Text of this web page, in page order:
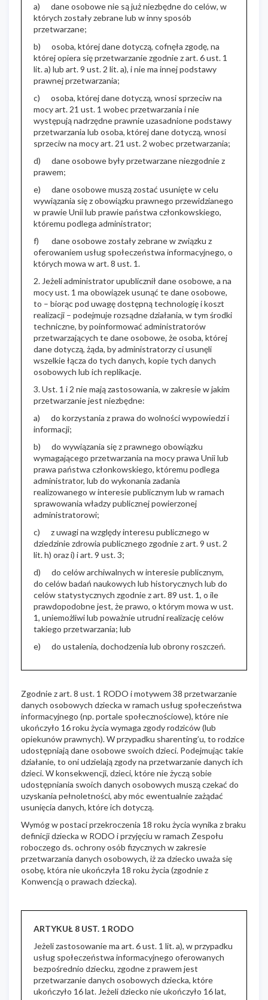
a) dane osobowe nie są już niezbędne do celów, w
których zostały zebrane lub w inny sposób
przetwarzane;
b) osoba, której dane dotyczą, cofnęła zgodę, na
której opiera się przetwarzanie zgodnie z art. 6 ust. 1
lit. a) lub art. 9 ust. 2 lit. a), i nie ma innej podstawy
prawnej przetwarzania;
c) osoba, której dane dotyczą, wnosi sprzeciw na
mocy art. 21 ust. 1 wobec przetwarzania i nie
występują nadrzędne prawnie uzasadnione podstawy
przetwarzania lub osoba, której dane dotyczą, wnosi
sprzeciw na mocy art. 21 ust. 2 wobec przetwarzania;
d) dane osobowe były przetwarzane niezgodnie z
prawem;
e) dane osobowe muszą zostać usunięte w celu
wywiązania się z obowiązku prawnego przewidzianego
w prawie Unii lub prawie państwa członkowskiego,
któremu podlega administrator;
f) dane osobowe zostały zebrane w związku z
oferowaniem usług społeczeństwa informacyjnego, o
których mowa w art. 8 ust. 1.
2. Jeżeli administrator upublicznił dane osobowe, a na
mocy ust. 1 ma obowiązek usunąć te dane osobowe,
to – biorąc pod uwagę dostępną technologię i koszt
realizacji – podejmuje rozsądne działania, w tym środki
techniczne, by poinformować administratorów
przetwarzających te dane osobowe, że osoba, której
dane dotyczą, żąda, by administratorzy ci usunęli
wszelkie łącza do tych danych, kopie tych danych
osobowych lub ich replikacje.
3. Ust. 1 i 2 nie mają zastosowania, w zakresie w jakim
przetwarzanie jest niezbędne:
a) do korzystania z prawa do wolności wypowiedzi i
informacji;
b) do wywiązania się z prawnego obowiązku
wymagającego przetwarzania na mocy prawa Unii lub
prawa państwa członkowskiego, któremu podlega
administrator, lub do wykonania zadania
realizowanego w interesie publicznym lub w ramach
sprawowania władzy publicznej powierzonej
administratorowi;
c) z uwagi na względy interesu publicznego w
dziedzinie zdrowia publicznego zgodnie z art. 9 ust. 2
lit. h) oraz i) i art. 9 ust. 3;
d) do celów archiwalnych w interesie publicznym,
do celów badań naukowych lub historycznych lub do
celów statystycznych zgodnie z art. 89 ust. 1, o ile
prawdopodobne jest, że prawo, o którym mowa w ust.
1, uniemożliwi lub poważnie utrudni realizację celów
takiego przetwarzania; lub
e) do ustalenia, dochodzenia lub obrony roszczeń.
Zgodnie z art. 8 ust. 1 RODO i motywem 38 przetwarzanie
danych osobowych dziecka w ramach usług społeczeństwa
informacyjnego (np. portale społecznościowe), które nie
ukończyło 16 roku życia wymaga zgody rodziców (lub
opiekunów prawnych). W przypadku sharenting’u, to rodzice
udostępniają dane osobowe swoich dzieci. Podejmując takie
działanie, to oni udzielają zgody na przetwarzanie danych ich
dzieci. W konsekwencji, dzieci, które nie życzą sobie
udostępniania swoich danych osobowych muszą czekać do
uzyskania pełnoletności, aby móc ewentualnie zażądać
usunięcia danych, które ich dotyczą.
Wymóg w postaci przekroczenia 18 roku życia wynika z braku
definicji dziecka w RODO i przyjęciu w ramach Zespołu
roboczego ds. ochrony osób fizycznych w zakresie
przetwarzania danych osobowych, iż za dziecko uważa się
osobę, która nie ukończyła 18 roku życia (zgodnie z
Konwencją o prawach dziecka).
ARTYKUŁ 8 UST. 1 RODO
Jeżeli zastosowanie ma art. 6 ust. 1 lit. a), w przypadku
usług społeczeństwa informacyjnego oferowanych
bezpośrednio dziecku, zgodne z prawem jest
przetwarzanie danych osobowych dziecka, które
ukończyło 16 lat. Jeżeli dziecko nie ukończyło 16 lat,